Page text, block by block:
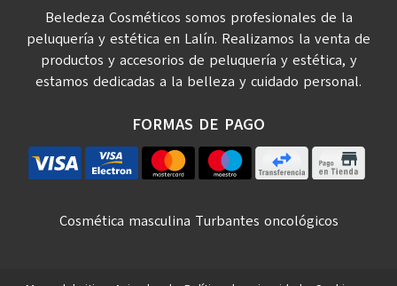
Beledeza Cosméticos somos profesionales de la
peluquería y estética en Lalín. Realizamos la venta de
productos y accesorios de peluquería y estética, y
estamos dedicadas a la belleza y cuidado personal.
FORMAS DE PAGO
Cosmética masculina Turbantes oncológicos